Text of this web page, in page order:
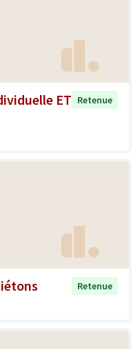
ET Retenue
Retenue